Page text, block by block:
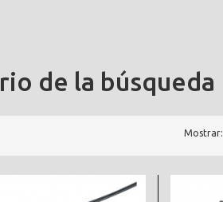
de la búsqueda
Mostrar: